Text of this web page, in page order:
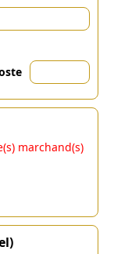
marchand(s)